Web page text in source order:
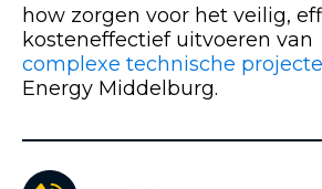
how zorgen voor het veilig,
kosteneffectief uitvoeren van
complexe technische
Energy Middelburg.